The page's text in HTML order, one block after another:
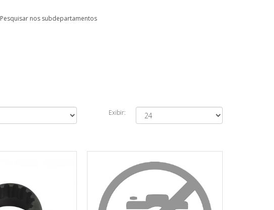
Pesquisar nos subdepartamentos
Exibir: